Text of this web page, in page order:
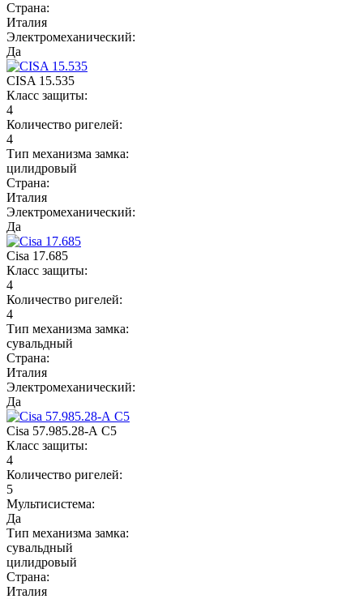
Страна:
Италия
Электромеханический:
Да
CISA 15.535
Класс защиты:
4
Количество ригелей:
4
Тип механизма замка:
цилидровый
Страна:
Италия
Электромеханический:
Да
Cisa 17.685
Класс защиты:
4
Количество ригелей:
4
Тип механизма замка:
сувальдный
Страна:
Италия
Электромеханический:
Да
Cisa 57.985.28-А C5
Класс защиты:
4
Количество ригелей:
5
Мультисистема:
Да
Тип механизма замка:
сувальдный
цилидровый
Страна:
Италия